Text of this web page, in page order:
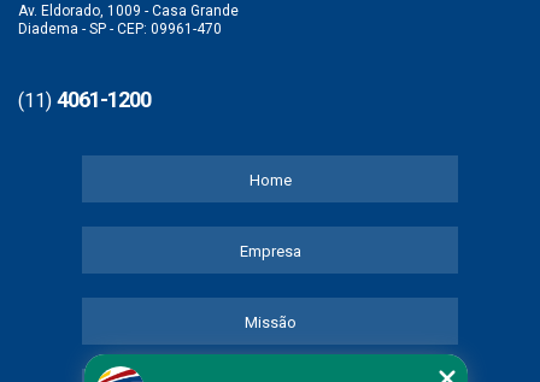
Av. Eldorado, 1009 - Casa Grande
Diadema - SP - CEP: 09961-470
(11) 4061-1200
Home
Empresa
Missão